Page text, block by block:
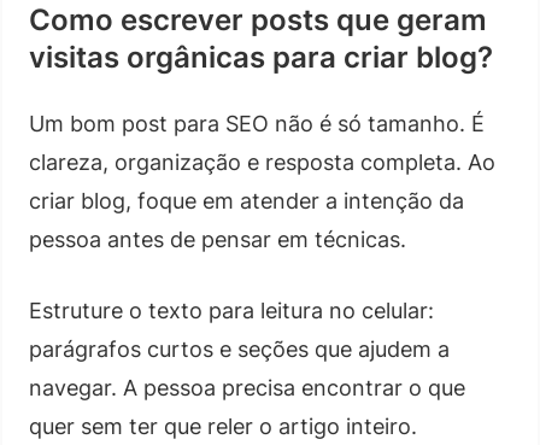
Como escrever posts que geram
visitas orgânicas para criar blog?
Um bom post para SEO não é só tamanho. É
clareza, organização e resposta completa. Ao
criar blog, foque em atender a intenção da
pessoa antes de pensar em técnicas.
Estruture o texto para leitura no celular:
parágrafos curtos e seções que ajudem a
navegar. A pessoa precisa encontrar o que
quer sem ter que reler o artigo inteiro.